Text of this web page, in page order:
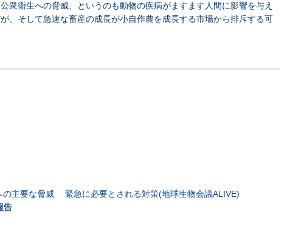
衆衛生への脅威、というのも動物の疾病がますます人間に影響を与え
、そして急速な畜産の成長が小自作農を成長する市場から排斥する可
の主要な脅威 緊急に必要とされる対策(地球生物会議ALIVE)
告